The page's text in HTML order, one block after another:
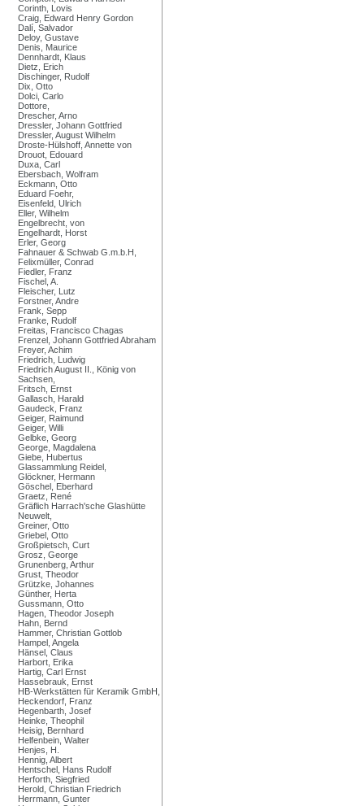
Corinth, Lovis
Craig, Edward Henry Gordon
Dalí, Salvador
Deloy, Gustave
Denis, Maurice
Dennhardt, Klaus
Dietz, Erich
Dischinger, Rudolf
Dix, Otto
Dolci, Carlo
Dottore,
Drescher, Arno
Dressler, Johann Gottfried
Dressler, August Wilhelm
Droste-Hülshoff, Annette von
Drouot, Edouard
Duxa, Carl
Ebersbach, Wolfram
Eckmann, Otto
Eduard Foehr,
Eisenfeld, Ulrich
Eller, Wilhelm
Engelbrecht, von
Engelhardt, Horst
Erler, Georg
Fahnauer & Schwab G.m.b.H,
Felixmüller, Conrad
Fiedler, Franz
Fischel, A.
Fleischer, Lutz
Forstner, Andre
Frank, Sepp
Franke, Rudolf
Freitas, Francisco Chagas
Frenzel, Johann Gottfried Abraham
Freyer, Achim
Friedrich, Ludwig
Friedrich August II., König von
Sachsen,
Fritsch, Ernst
Gallasch, Harald
Gaudeck, Franz
Geiger, Raimund
Geiger, Willi
Gelbke, Georg
George, Magdalena
Giebe, Hubertus
Glassammlung Reidel,
Glöckner, Hermann
Göschel, Eberhard
Graetz, René
Gräflich Harrach'sche Glashütte
Neuwelt,
Greiner, Otto
Griebel, Otto
Großpietsch, Curt
Grosz, George
Grunenberg, Arthur
Grust, Theodor
Grützke, Johannes
Günther, Herta
Gussmann, Otto
Hagen, Theodor Joseph
Hahn, Bernd
Hammer, Christian Gottlob
Hampel, Angela
Hänsel, Claus
Harbort, Erika
Hartig, Carl Ernst
Hassebrauk, Ernst
HB-Werkstätten für Keramik GmbH,
Heckendorf, Franz
Hegenbarth, Josef
Heinke, Theophil
Heisig, Bernhard
Helfenbein, Walter
Henjes, H.
Hennig, Albert
Hentschel, Hans Rudolf
Herforth, Siegfried
Herold, Christian Friedrich
Herrmann, Gunter